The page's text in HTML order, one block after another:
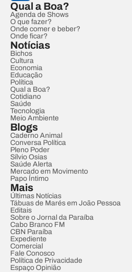
Qual a Boa?
Agenda de Shows
O que fazer?
Onde comer e beber?
Onde ficar?
Notícias
Bichos
Cultura
Economia
Educação
Política
Qual a Boa?
Cotidiano
Saúde
Tecnologia
Meio Ambiente
Blogs
Caderno Animal
Conversa Política
Pleno Poder
Sílvio Osias
Saúde Alerta
Mercado em Movimento
Papo Íntimo
Mais
Últimas Notícias
Tábuas de Marés em João Pessoa
Editais
Sobre o Jornal da Paraíba
Cabo Branco FM
CBN Paraíba
Expediente
Comercial
Fale Conosco
Política de Privacidade
Espaço Opinião